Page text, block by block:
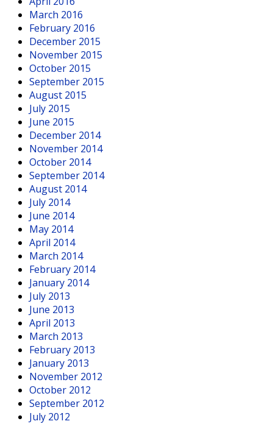
March 2016
February 2016
December 2015
November 2015
October 2015
September 2015
August 2015
July 2015
June 2015
December 2014
November 2014
October 2014
September 2014
August 2014
July 2014
June 2014
May 2014
April 2014
March 2014
February 2014
January 2014
July 2013
June 2013
April 2013
March 2013
February 2013
January 2013
November 2012
October 2012
September 2012
July 2012